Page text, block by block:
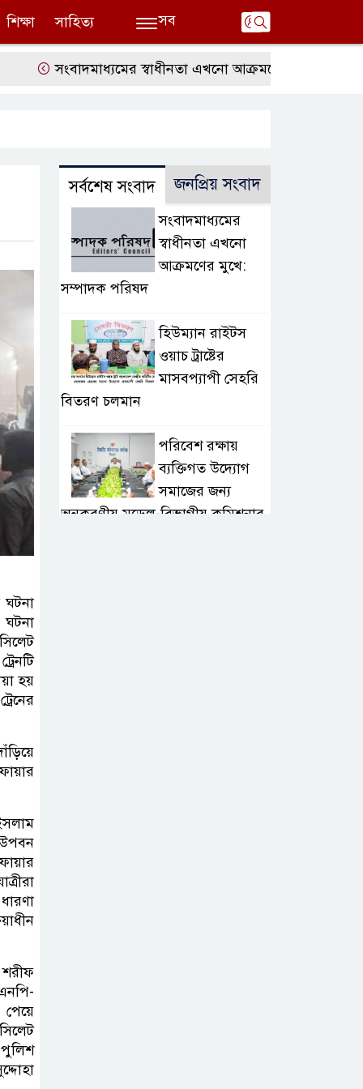
শিক্ষা সাহিত্য সব
সংবাদমাধ্যমের স্বাধীনতা এখনো আক্রমণের মুখে: সম্পাদক
ঘটনা
হয়
সর্বশেষ সংবাদ জনপ্রিয় সংবাদ
সংবাদমাধ্যমের
স্বাধীনতা এখনো
আক্রমণের মুখে:
সম্পাদক পরিষদ
হিউম্যান রাইটস
ওয়াচ ট্রাষ্টের
মাসবপ্যাপী সেহরি
বিতরণ চলমান
পরিবেশ রক্ষায়
ব্যক্তিগত উদ্যোগ
সমাজের জন্য
অনুকরণীয় মডেল-বিভাগীয় কমিশনার